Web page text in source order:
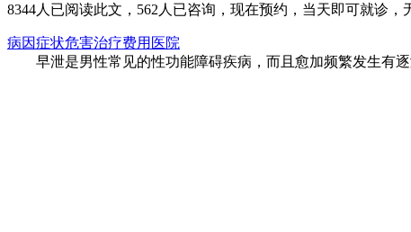
8344人已阅读此文， 562 人已咨询，现在预约，当天即可就诊，
病因症状危害治疗费用 医院
早泄是男性常见的性功能障碍疾病，而且愈加频繁发生有逐